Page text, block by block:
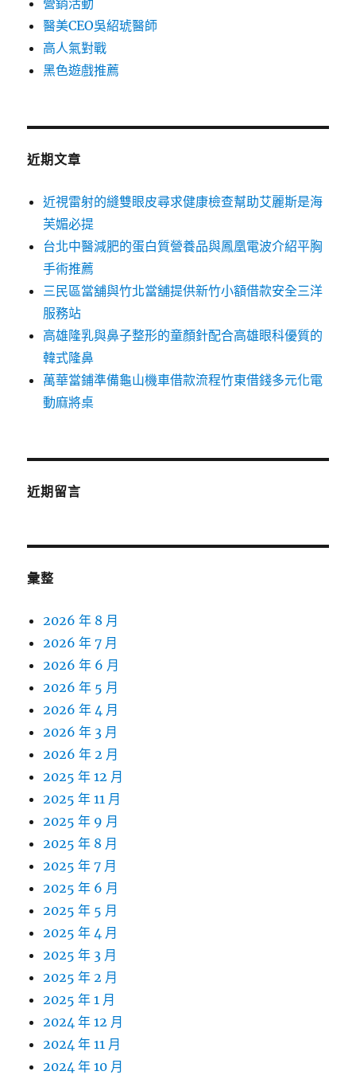
營銷活動
醫美CEO吳紹琥醫師
高人氣對戰
黑色遊戲推薦
近期文章
近視雷射的縫雙眼皮尋求健康檢查幫助艾麗斯是海
芙媚必提
台北中醫減肥的蛋白質營養品與鳳凰電波介紹平胸
手術推薦
三民區當舖與竹北當舖提供新竹小額借款安全三洋
服務站
高雄隆乳與鼻子整形的童顏針配合高雄眼科優質的
韓式隆鼻
萬華當鋪準備龜山機車借款流程竹東借錢多元化電
動麻將桌
近期留言
彙整
2026 年 8 月
2026 年 7 月
2026 年 6 月
2026 年 5 月
2026 年 4 月
2026 年 3 月
2026 年 2 月
2025 年 12 月
2025 年 11 月
2025 年 9 月
2025 年 8 月
2025 年 7 月
2025 年 6 月
2025 年 5 月
2025 年 4 月
2025 年 3 月
2025 年 2 月
2025 年 1 月
2024 年 12 月
2024 年 11 月
2024 年 10 月